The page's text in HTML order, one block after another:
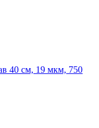
40 см, 19 мкм, 750